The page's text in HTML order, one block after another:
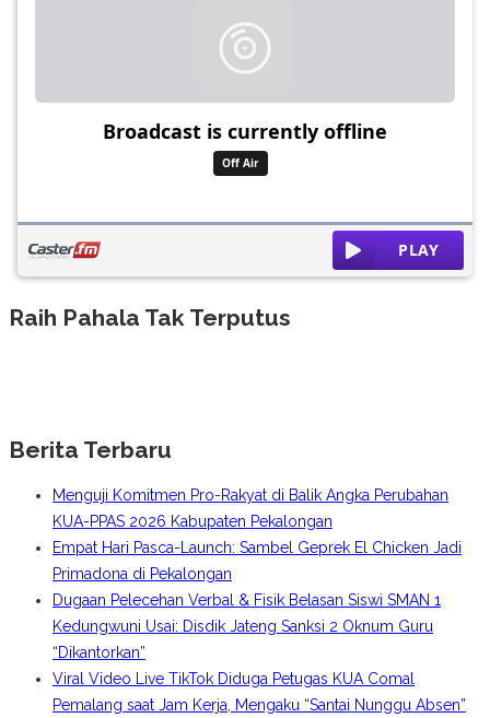
Raih Pahala Tak Terputus
Berita Terbaru
Menguji Komitmen Pro-Rakyat di Balik Angka Perubahan
KUA-PPAS 2026 Kabupaten Pekalongan
Empat Hari Pasca-Launch: Sambel Geprek El Chicken Jadi
Primadona di Pekalongan
Dugaan Pelecehan Verbal & Fisik Belasan Siswi SMAN 1
Kedungwuni Usai: Disdik Jateng Sanksi 2 Oknum Guru
“Dikantorkan”
Viral Video Live TikTok Diduga Petugas KUA Comal
Pemalang saat Jam Kerja, Mengaku “Santai Nunggu Absen”